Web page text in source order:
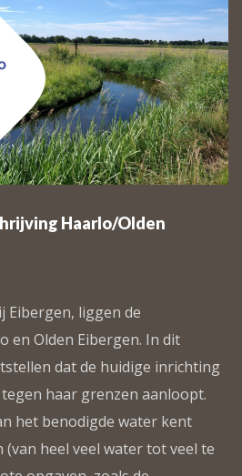
Haarlo/Olden
Eibergen, liggen de
en Olden Eibergen. In dit
dat de huidige inrichting
haar grenzen aanloopt.
het benodigde water kent
heel veel water tot veel te